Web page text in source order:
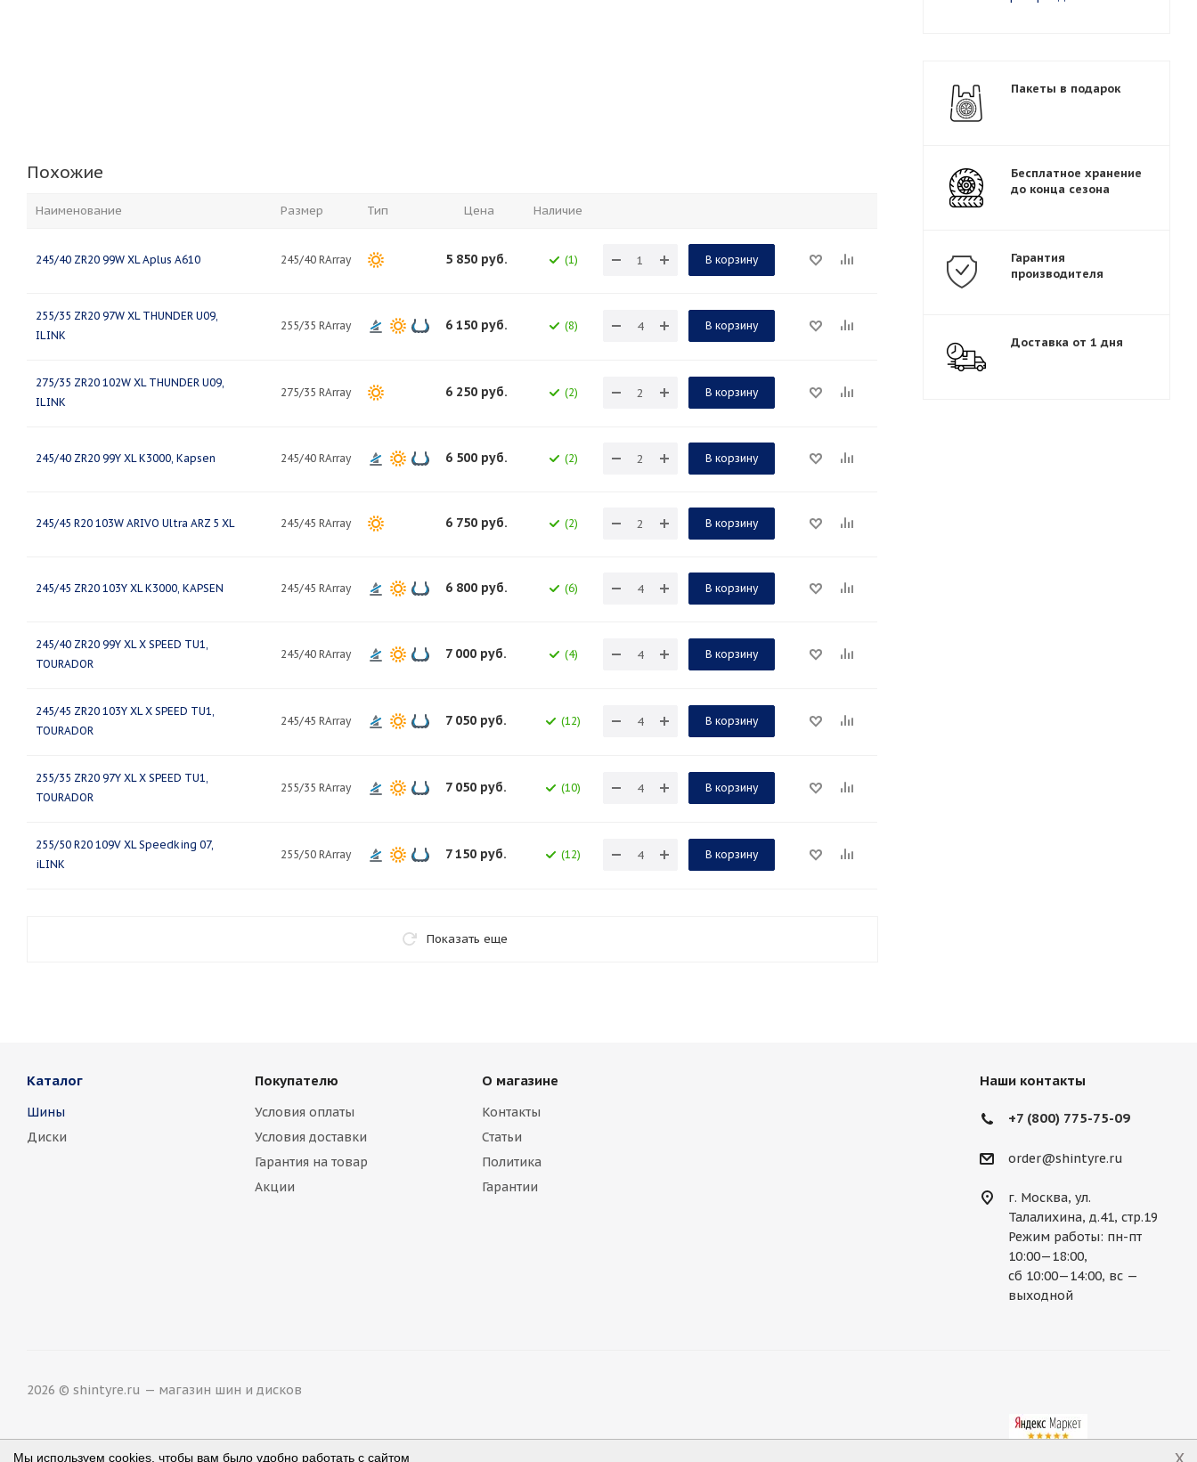
Похожие
Наименование Размер Тип Цена Наличие
245/40 ZR20 99W XL Aplus A610 245/40 RArray 5 850 руб. (1) В корзину
255/35 ZR20 97W XL THUNDER U09,
ILINK
255/35 RArray 6 150 руб. (8) В корзину
275/35 ZR20 102W XL THUNDER U09,
ILINK
275/35 RArray 6 250 руб. (2) В корзину
245/40 ZR20 99Y XL K3000, Kapsen 245/40 RArray 6 500 руб. (2) В корзину
245/45 R20 103W ARIVO Ultra ARZ 5 XL 245/45 RArray 6 750 руб. (2) В корзину
245/45 ZR20 103Y XL K3000, KAPSEN 245/45 RArray 6 800 руб. (6) В корзину
245/40 ZR20 99Y XL X SPEED TU1,
TOURADOR
245/40 RArray 7 000 руб. (4) В корзину
245/45 ZR20 103Y XL X SPEED TU1,
TOURADOR
245/45 RArray 7 050 руб. (12) В корзину
255/35 ZR20 97Y XL X SPEED TU1,
TOURADOR
255/35 RArray 7 050 руб. (10) В корзину
255/50 R20 109V XL Speedking 07,
iLINK
255/50 RArray 7 150 руб. (12) В корзину
Показать еще
Пакеты в подарок
Бесплатное хранение
до конца сезона
Гарантия
производителя
Доставка от 1 дня
Каталог
Шины
Диски
Покупателю
Условия оплаты
Условия доставки
Гарантия на товар
Акции
О магазине
Контакты
Статьи
Политика
Гарантии
Наши контакты
+7 (800) 775-75-09
order@shintyre.ru
г. Москва, ул.
Талалихина, д.41, стр.19
Режим работы: пн-пт
10:00—18:00,
сб 10:00—14:00, вс —
выходной
2026 © shintyre.ru — магазин шин и дисков
Мы используем cookies, чтобы вам было удобно работать с сайтом x